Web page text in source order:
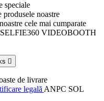
speciale
noastre
cele mai cumparate
VIDEOBOOTH

de livrare
legală ANPC SOL